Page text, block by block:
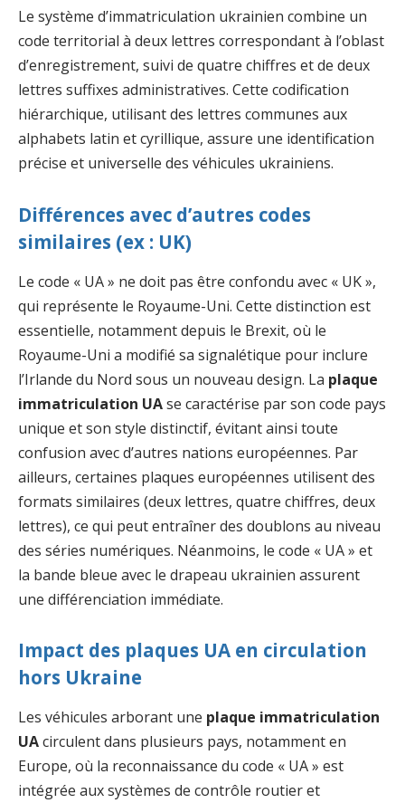
Le système d’immatriculation ukrainien combine un
code territorial à deux lettres correspondant à l’oblast
d’enregistrement, suivi de quatre chiffres et de deux
lettres suffixes administratives. Cette codification
hiérarchique, utilisant des lettres communes aux
alphabets latin et cyrillique, assure une identification
précise et universelle des véhicules ukrainiens.
Différences avec d’autres codes
similaires (ex : UK)
Le code « UA » ne doit pas être confondu avec « UK »,
qui représente le Royaume-Uni. Cette distinction est
essentielle, notamment depuis le Brexit, où le
Royaume-Uni a modifié sa signalétique pour inclure
l’Irlande du Nord sous un nouveau design. La plaque
immatriculation UAse caractérise par son code pays
unique et son style distinctif, évitant ainsi toute
confusion avec d’autres nations européennes. Par
ailleurs, certaines plaques européennes utilisent des
formats similaires (deux lettres, quatre chiffres, deux
lettres), ce qui peut entraîner des doublons au niveau
des séries numériques. Néanmoins, le code « UA » et
la bande bleue avec le drapeau ukrainien assurent
une différenciation immédiate.
Impact des plaques UA en circulation
hors Ukraine
Les véhicules arborant une plaque immatriculation
UAcirculent dans plusieurs pays, notamment en
Europe, où la reconnaissance du code « UA » est
intégrée aux systèmes de contrôle routier et